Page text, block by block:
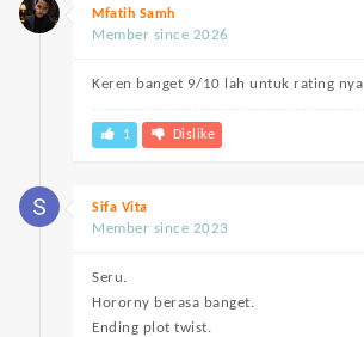
Mfatih Samh
Member since 2026
Keren banget 9/10 lah untuk rating nya
1 Dislike
Sifa Vita
Member since 2023
Seru.
Hororny berasa banget.
Ending plot twist.